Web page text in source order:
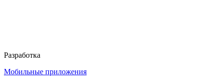
Разработка
Мобильные приложения